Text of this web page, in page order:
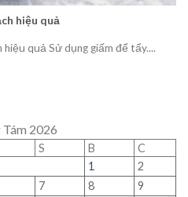
hiệu quả
quả Sử dụng giấm để tẩy....
Tám 2026
S B
C
1
2
7 8
9